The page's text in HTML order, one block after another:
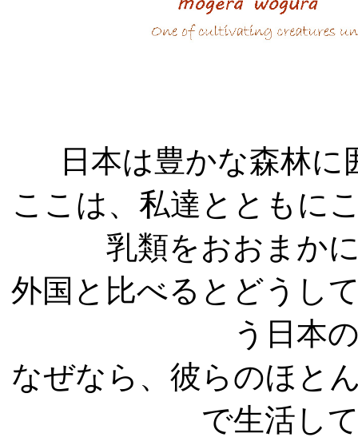
日本は豊かな森林
ここは、私達とともに
乳類をおおまか
外国と比べるとどうし
う日本
なぜなら、彼らのほと
で生活し